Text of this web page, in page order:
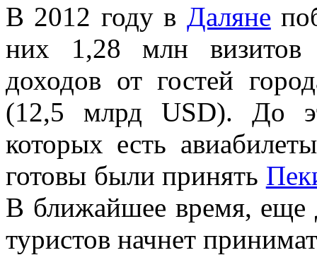
В 2012 году в Даляне
них 1,28 млн
доходов от гостей
(12,5 млрд USD). До
которых есть
готовы были принять
В ближайшее время, еще
туристов начнет